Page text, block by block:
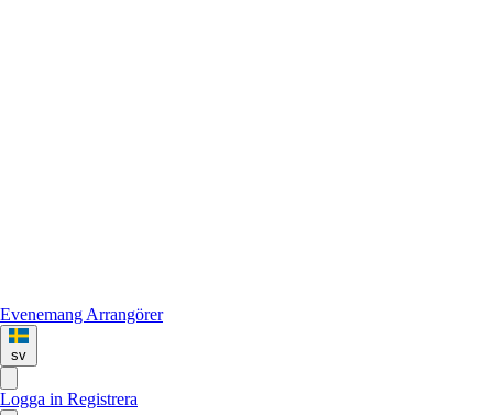
Evenemang Arrangörer
sv
Logga in Registrera